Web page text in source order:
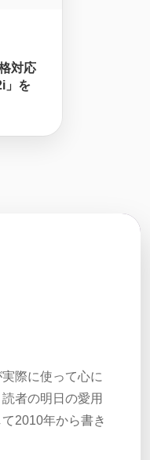
対応
」を
際に使って心に
者の明日の愛用
2010年から書き